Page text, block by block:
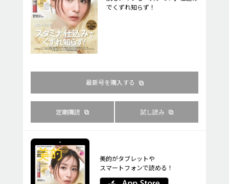
でくずれ知らず！
最新号を購入する
定期購読 試し読み
美的がタブレットや
スマートフォンで読める！